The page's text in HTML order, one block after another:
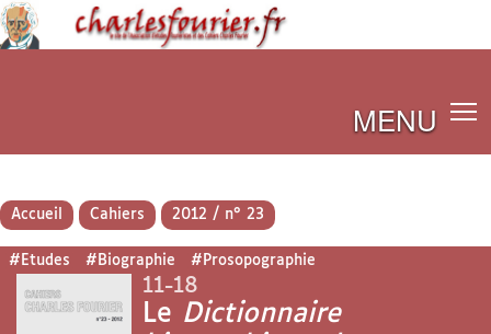
MENU
Accueil Cahiers 2012 / n° 23
#Etudes #Biographie #Prosopographie
11-18
Le Dictionnaire